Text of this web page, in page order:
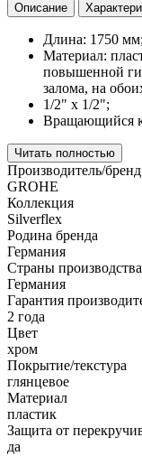
Описание
Длина: 1750 мм;
Материал:
повышенной
залома, на
1/2" x 1/2";
Вращающийся
Читать полностью
Производитель/бренд
GROHE
Коллекция
Silverflex
Родина бренда
Германия
Страны производства
Германия
Гарантия
2 года
Цвет
хром
Покрытие/текстура
глянцевое
Материал
пластик
Защита от
да